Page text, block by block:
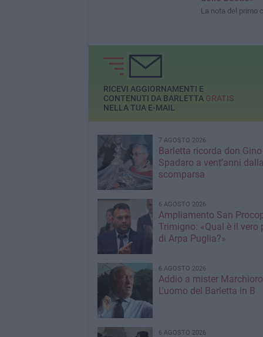
La nota del primo
RICEVI AGGIORNAMENTI E
CONTENUTI DA BARLETTA GRATIS
NELLA TUA E-MAIL
7 AGOSTO 2026
Barletta ricorda don Gino
Spadaro a vent’anni dalla
scomparsa
6 AGOSTO 2026
Ampliamento San
Trimigno: «Qual è il vero
di Arpa Puglia?»
6 AGOSTO 2026
Addio a mister
L'uomo del Barletta in B
6 AGOSTO 2026